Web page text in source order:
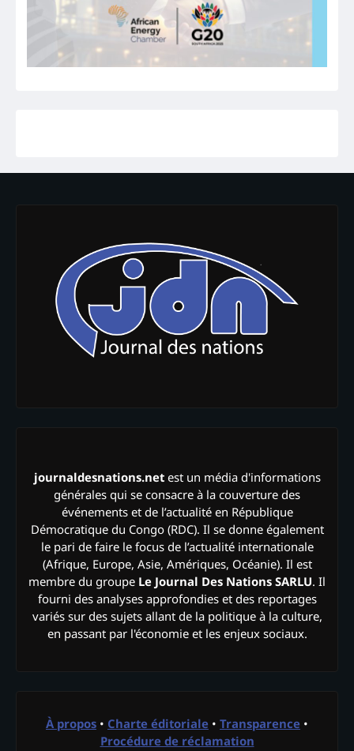
journaldesnations.netest un média d'informations
générales qui se consacre à la couverture des
événements et de l’actualité en République
Démocratique du Congo (RDC). Il se donne également
le pari de faire le focus de l’actualité internationale
(Afrique, Europe, Asie, Amériques, Océanie). Il est
membre du groupe Le Journal Des Nations SARLU. Il
fourni des analyses approfondies et des reportages
variés sur des sujets allant de la politique à la culture,
en passant par l'économie et les enjeux sociaux.
À propos • Charte éditoriale • Transparence •
Procédure de réclamation